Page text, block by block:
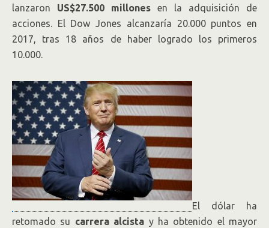
lanzaron US$27.500 millones en la adquisición de
acciones. El Dow Jones alcanzaría 20.000 puntos en
2017, tras 18 años de haber logrado los primeros
10.000.
El dólar ha
retomado su carrera alcista y ha obtenido el mayor